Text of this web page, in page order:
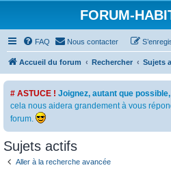
FORUM-
FAQ Nous contacter
Accueil du forum Rechercher Sujets
# ASTUCE ! Joignez, autant que
cela nous aidera grandement à vous
forum.
Sujets actifs
Aller à la recherche avancée